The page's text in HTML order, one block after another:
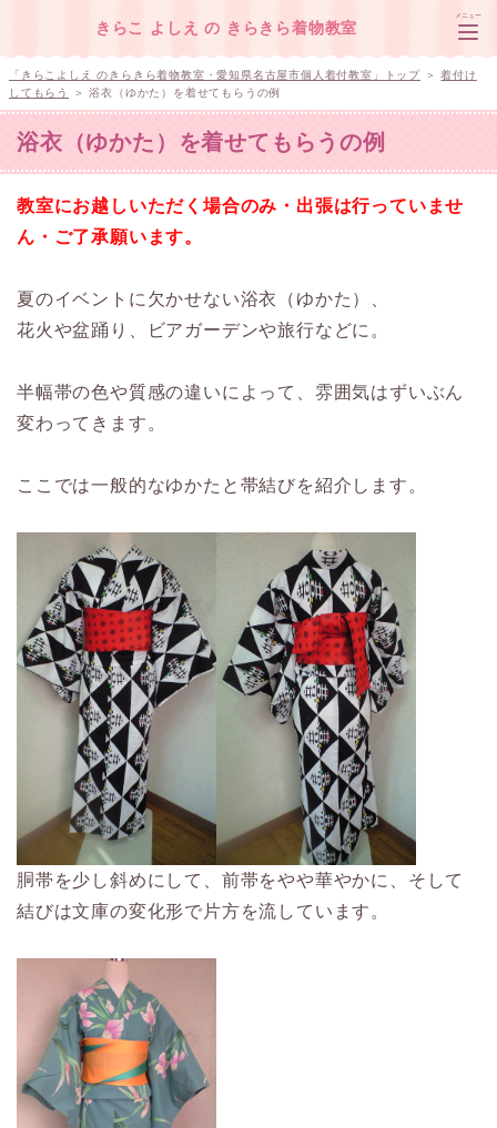
きらこ よしえ の きらきら着物教室
メニュー
トップページ
教室の場所・連絡先
きらこ よしえのプロフィール
「きらこよしえ のきらきら着物教室・愛知県名古屋市個人着付教室」トップ ＞着付け
してもらう
＞ 浴衣（ゆかた）を着せてもらうの例
浴衣（ゆかた）を着せてもらうの例
教室にお越しいただく場合のみ・出張は行っていませ
ん・ご了承願います。
夏のイベントに欠かせない浴衣（ゆかた）、
花火や盆踊り、ビアガーデンや旅行などに。
半幅帯の色や質感の違いによって、雰囲気はずいぶん
変わってきます。
ここでは一般的なゆかたと帯結びを紹介します。
胴帯を少し斜めにして、前帯をやや華やかに、そして
結びは文庫の変化形で片方を流しています。